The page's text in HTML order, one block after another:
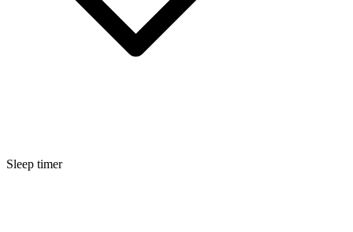
Sleep timer